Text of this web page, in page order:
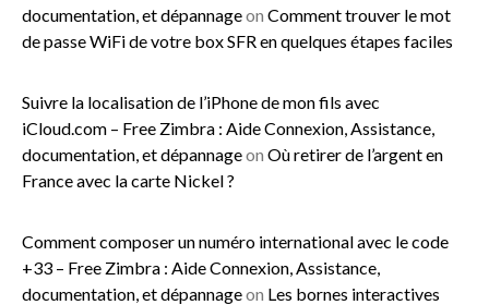
documentation, et dépannageon Comment trouver le mot
de passe WiFi de votre box SFR en quelques étapes faciles
Suivre la localisation de l’iPhone de mon fils avec
iCloud.com – Free Zimbra : Aide Connexion, Assistance,
documentation, et dépannageon Où retirer de l’argent en
France avec la carte Nickel ?
Comment composer un numéro international avec le code
+33 – Free Zimbra : Aide Connexion, Assistance,
documentation, et dépannageon Les bornes interactives